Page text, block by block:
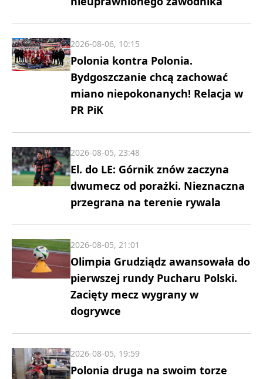
Polonia kontra Polonia.
Bydgoszczanie chcą zachować
miano niepokonanych! Relacja w
PR PiK
2026-08-06, 10:15
El. do LE: Górnik znów zaczyna
dwumecz od porażki. Nieznaczna
przegrana na terenie rywala
2026-08-05, 23:48
Olimpia Grudziądz awansowała do
pierwszej rundy Pucharu Polski.
Zacięty mecz wygrany w
dogrywce
2026-08-05, 21:01
Polonia druga na swoim torze
2026-08-05, 19:59